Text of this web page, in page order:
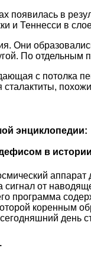
в
и Теннесси в
Они
По
с потолка
энциклопедии:
в
сигнал от
программа
коренным
день